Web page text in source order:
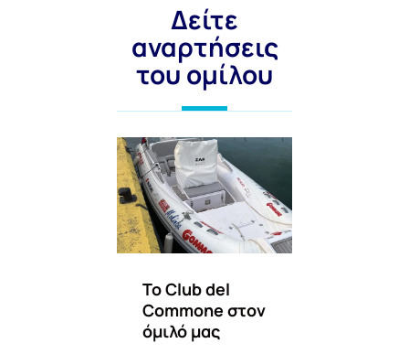
Δείτε
αναρτήσεις
του ομίλου
Το Club del
Commone στον
όμιλό μας